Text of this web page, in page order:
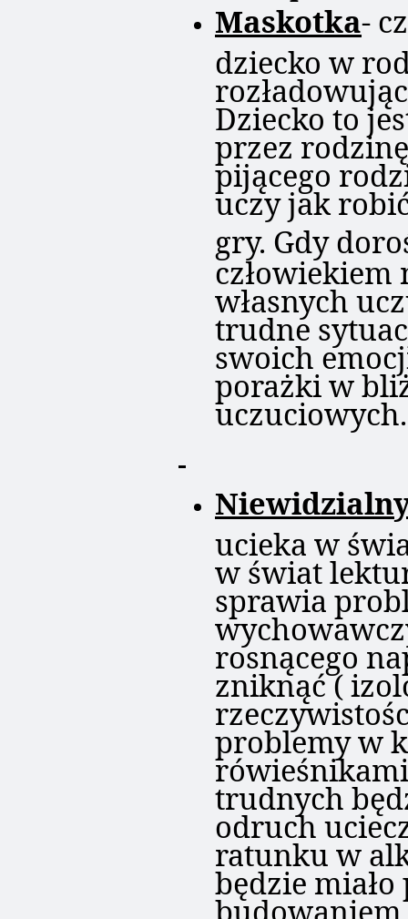
Maskotka-
dziecko w
Dziecko to
przez
pijącego
uczy jak
gry. Gdy
człowiekiem
własnych
trudne
swoich
porażki w
uczuciowych.
ucieka w
w świat
sprawia
rosnącego
zniknąć (
problemy w
trudnych
odruch
ratunku w
będzie